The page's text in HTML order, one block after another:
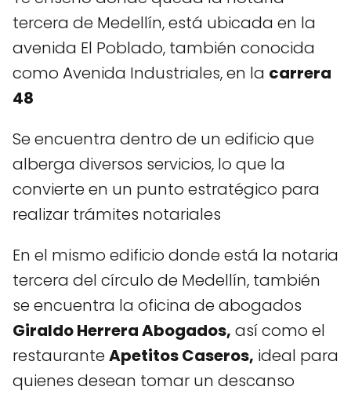
tercera de Medellín, está ubicada en la
avenida El Poblado, también conocida
como Avenida Industriales, en la carrera
48
Se encuentra dentro de un edificio que
alberga diversos servicios, lo que la
convierte en un punto estratégico para
realizar trámites notariales
En el mismo edificio donde está la notaria
tercera del círculo de Medellín, también
se encuentra la oficina de abogados
Giraldo Herrera Abogados, así como el
restaurante Apetitos Caseros, ideal para
quienes desean tomar un descanso